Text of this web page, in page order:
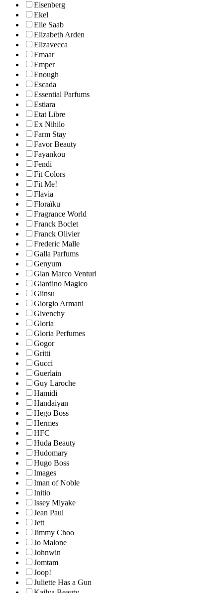
Eisenberg
Ekel
Elie Saab
Elizabeth Arden
Elizavecca
Emaar
Emper
Enough
Escada
Essential Parfums
Estiara
Etat Libre
Ex Nihilo
Farm Stay
Favor Beauty
Fayankou
Fendi
Fit Colors
Fit Me!
Flavia
Floraïku
Fragrance World
Franck Boclet
Franck Olivier
Frederic Malle
Galla Parfums
Genyum
Gian Marco Venturi
Giardino Magico
Giinsu
Giorgio Armani
Givenchy
Gloria
Gloria Perfumes
Gogor
Gritti
Gucci
Guerlain
Guy Laroche
Hamidi
Handaiyan
Hego Boss
Hermes
HFC
Huda Beauty
Hudomary
Hugo Boss
Images
Iman of Noble
Initio
Issey Miyake
Jean Paul
Jett
Jimmy Choo
Jo Malone
Johnwin
Jomtam
Joop!
Juliette Has a Gun